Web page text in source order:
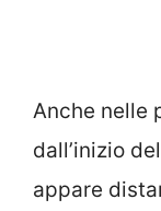
Anche nelle
dall’inizio
appare